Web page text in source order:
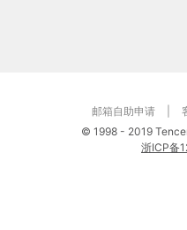
邮箱自助申请
© 1998 - 2019
浙ICP备